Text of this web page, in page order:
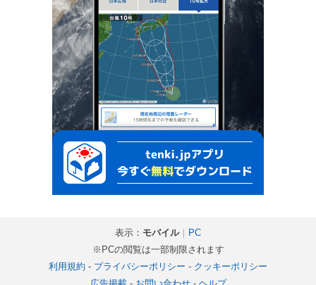
表示： モバイル｜ PC
※PCの閲覧は一部制限されます
利用規約 - プライバシーポリシー - クッキーポリシー